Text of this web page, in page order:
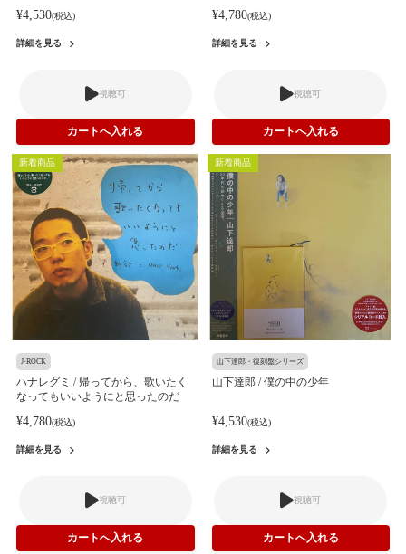
¥4,530(税込)
詳細を見る
視聴可
¥4,780(税込)
詳細を見る
視聴可
新着商品
J-ROCK
ハナレグミ / 帰ってから、歌いたく
なってもいいようにと思ったのだ
¥4,780(税込)
詳細を見る
視聴可
新着商品
山下達郎・復刻盤シリーズ
山下達郎 / 僕の中の少年
¥4,530(税込)
詳細を見る
視聴可